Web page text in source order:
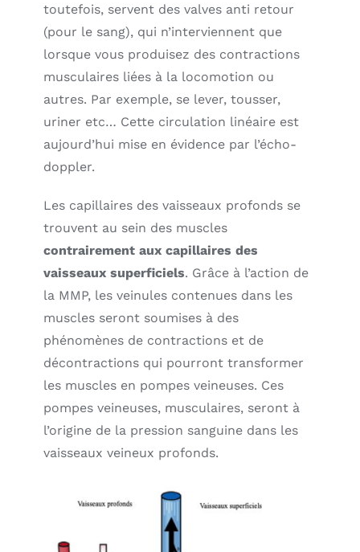
toutefois, servent des valves anti retour
(pour le sang), qui n’interviennent que
lorsque vous produisez des contractions
musculaires liées à la locomotion ou
autres. Par exemple, se lever, tousser,
uriner etc… Cette circulation linéaire est
aujourd’hui mise en évidence par l’écho-
doppler.
Les capillaires des vaisseaux profonds se
trouvent au sein des muscles
contrairement aux capillaires des
vaisseaux superficiels. Grâce à l’action de
la MMP, les veinules contenues dans les
muscles seront soumises à des
phénomènes de contractions et de
décontractions qui pourront transformer
les muscles en pompes veineuses. Ces
pompes veineuses, musculaires, seront à
l’origine de la pression sanguine dans les
vaisseaux veineux profonds.